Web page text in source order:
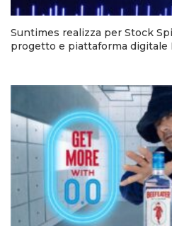
Suntimes realizza per Stock
progetto e piattaforma digitale